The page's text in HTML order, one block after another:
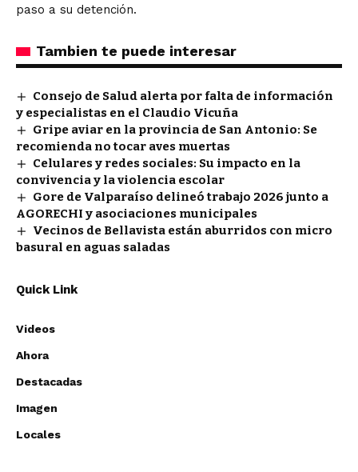
paso a su detención.
Tambien te puede interesar
Consejo de Salud alerta por falta de información
y especialistas en el Claudio Vicuña
Gripe aviar en la provincia de San Antonio: Se
recomienda no tocar aves muertas
Celulares y redes sociales: Su impacto en la
convivencia y la violencia escolar
Gore de Valparaíso delineó trabajo 2026 junto a
AGORECHI y asociaciones municipales
Vecinos de Bellavista están aburridos con micro
basural en aguas saladas
Quick Link
Videos
Ahora
Destacadas
Imagen
Locales